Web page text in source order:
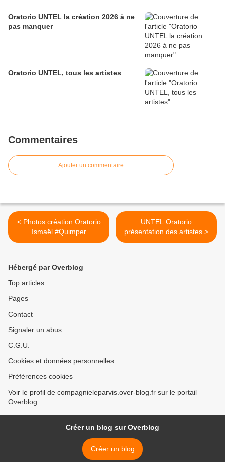
Oratorio UNTEL la création 2026 à ne
pas manquer
Oratorio UNTEL, tous les artistes
Commentaires
Ajouter un commentaire
< Photos création Oratorio
Ismaël #Quimper
Septembre 2024
UNTEL Oratorio
présentation des artistes >
Hébergé par Overblog
Top articles
Pages
Contact
Signaler un abus
C.G.U.
Cookies et données personnelles
Préférences cookies
Voir le profil de compagnieleparvis.over-blog.fr sur le portail
Overblog
Créer un blog sur Overblog
Créer un blog